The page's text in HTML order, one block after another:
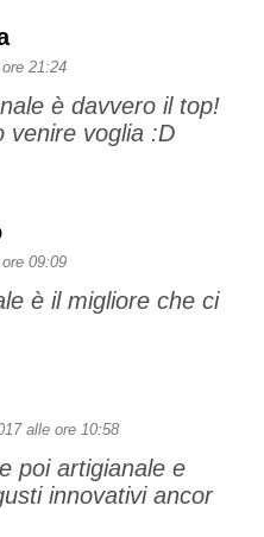
21:24
è davvero il top!
venire voglia :D
09:09
è il migliore che ci
alle ore 10:58
poi artigianale e
innovativi ancor